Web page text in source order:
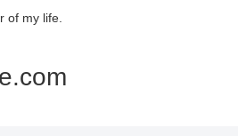
of my life.